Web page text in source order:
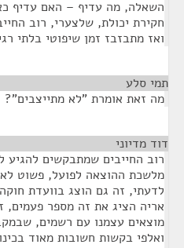
השאלה, מה עדיף – האם עדיף
חקירת יכולת, שלצערי, רוב
ואז מתבזבז זמן שיפוטי בלתי
תמי סלע
מה זאת אומרת "לא מתייצבים"?
דוד מדיוני
רוב החייבים שמתבקשים להגיע
מלשכת ההוצאה לפועל, פשוט
אריה הציג את זה מספר
מוצאים עצמנו עם רשמים,
ואלפי בקשות חשובות מאוד